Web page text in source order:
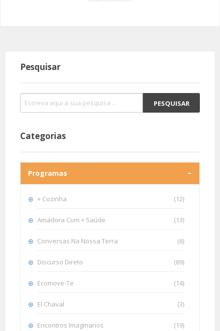
Pesquisar
Categorias
Programas
+ Cozinha (12)
Amadora Com + Saúde (13)
Conversas Na Nossa Terra (6)
Discurso Direto (89)
Ecomove-Te (14)
El Chaval (3)
Encontros Imaginarios (19)